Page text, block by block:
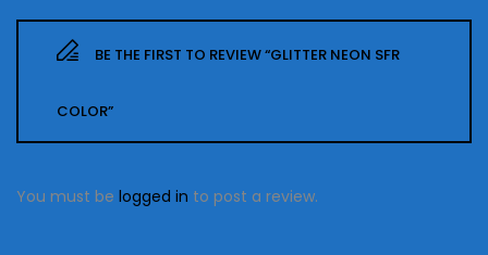
BE THE FIRST TO REVIEW “GLITTER NEON SFR
COLOR”
You must be logged in to post a review.